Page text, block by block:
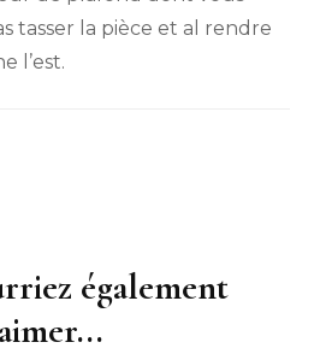
tasser la pièce et al rendre
l’est.
également
aimer...